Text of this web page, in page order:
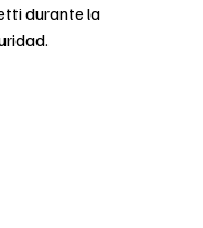
durante la